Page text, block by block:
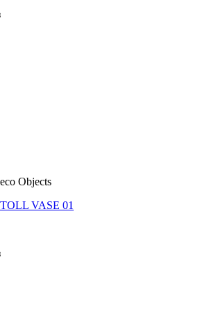
Objects
VASE 01